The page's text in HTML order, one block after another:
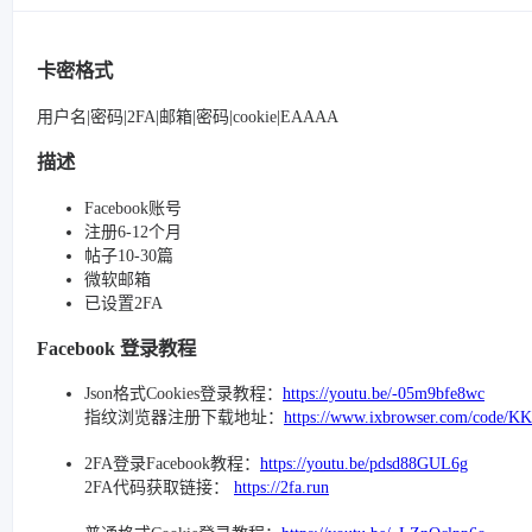
卡密格式
用户名|密码|2FA|邮箱|密码|cookie|EAAAA
描述
Facebook账号
注册6-12个月
帖子10-30篇
微软邮箱
已设置2FA
Facebook 登录教程
Json格式Cookies登录教程： https://youtu.be/-05m9bfe8wc
指纹浏览器注册下载地址： https://www.ixbrowser.com/code/
2FA登录Facebook教程： https://youtu.be/pdsd88GUL6g
2FA代码获取链接： https://2fa.run